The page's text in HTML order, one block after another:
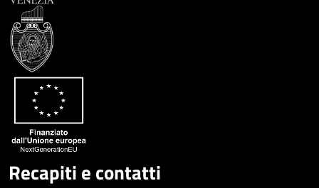
Recapiti e contatti